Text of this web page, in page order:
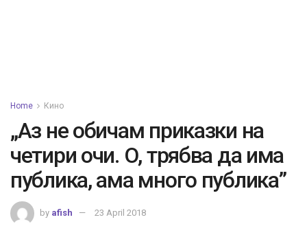
Home Кино
„Аз не обичам приказки на
четири очи. О, трябва да има
публика, ама много публика”
by afish 23 April 2018